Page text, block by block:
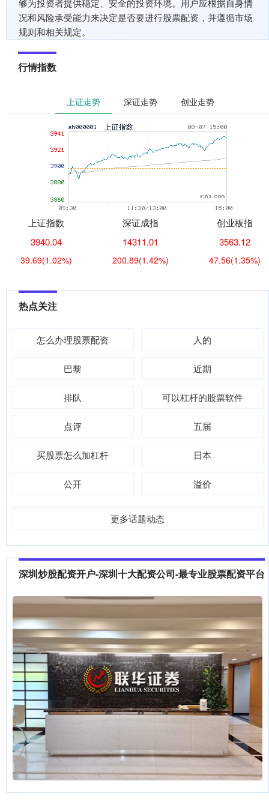
够为投资者提供稳定、安全的投资环境。用户应根据自身情
况和风险承受能力来决定是否要进行股票配资，并遵循市场
规则和相关规定。
行情指数
上证走势 深证走势 创业走势
上证指数
3940.04
39.69(1.02%)
深证成指
14311.01
200.89(1.42%)
创业板指
3563.12
47.56(1.35%)
热点关注
怎么办理股票配资 人的
巴黎 近期
排队 可以杠杆的股票软件
点评 五届
买股票怎么加杠杆 日本
公开 溢价
更多话题动态
深圳炒股配资开户-深圳十大配资公司-最专业股票配资平台